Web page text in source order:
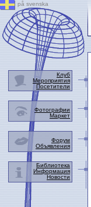
på svenska
Клуб
Мероприятия
Посетители
Фотографии
Маркет
Форум
Объявления
Библиотека
Информация
Новости